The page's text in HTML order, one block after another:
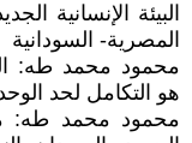
البيئة الإنسانية
المصرية- السودانية
محمود محمد طه:
هو التكامل لحد
محمود محمد طه: